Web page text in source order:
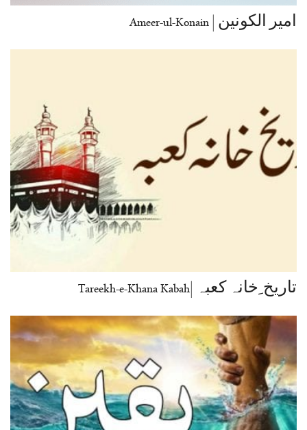
امیر الکونین | Ameer-ul-Konain
تاریخ ِخانہ کعبہ |Tareekh-e-Khana Kabah